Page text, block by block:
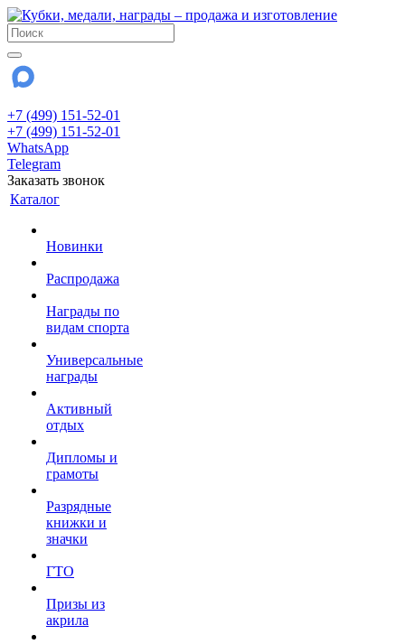
+7 (499) 151-52-01
+7 (499) 151-52-01
WhatsApp
Telegram
Заказать звонок
Каталог
Новинки
Распродажа
Награды по
видам спорта
Универсальные
награды
Активный
отдых
Дипломы и
грамоты
Разрядные
книжки и
значки
ГТО
Призы из
акрила